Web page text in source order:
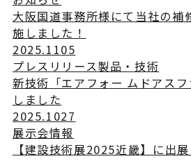
大阪国道事務所様にて当社の補
施しました！
2025.1105
プレスリリース製品・技術
新技術「エアフォー ムドアス
しました
2025.1027
展示会情報
【建設技術展2025近畿】に出